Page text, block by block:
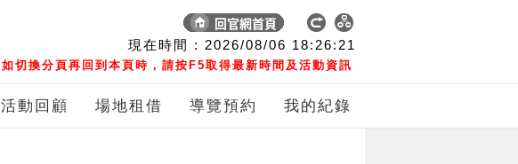
現在時間 : 2026/08/06 18:26:22
如切換分頁再回到本頁時，請按F5取得最新時間及活動資訊
活動回顧 場地租借 導覽預約 我的紀錄